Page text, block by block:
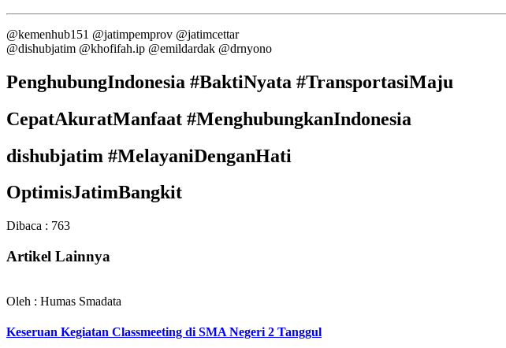
@kemenhub151 @jatimpemprov @jatimcettar
@dishubjatim @khofifah.ip @emildardak @drnyono
PenghubungIndonesia #BaktiNyata #TransportasiMaju
CepatAkuratManfaat #MenghubungkanIndonesia
dishubjatim #MelayaniDenganHati
OptimisJatimBangkit
Dibaca : 763
Artikel Lainnya
Oleh : Humas Smadata
Keseruan Kegiatan Classmeeting di SMA Negeri 2 Tanggul